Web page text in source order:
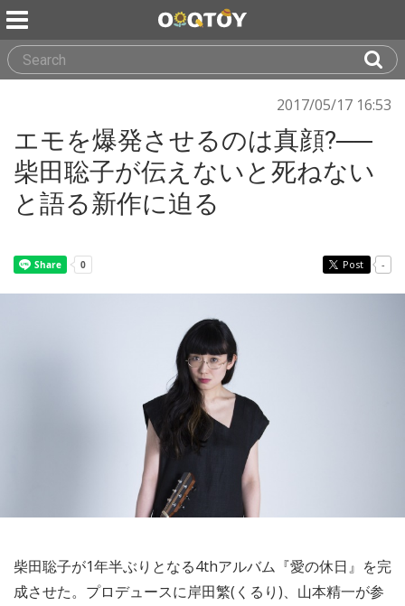
2017/05/17 16:53
エモを爆発させるのは真顔?──
柴田聡子が伝えないと死ねない
と語る新作に迫る
Post -
柴田聡子が1年半ぶりとなる4thアルバム『愛の休日』を完
成させた。プロデュースに岸田繁(くるり)、山本精一が参